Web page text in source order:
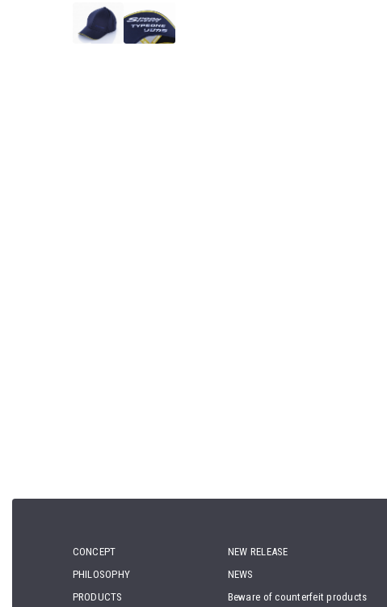
CONCEPT
PHILOSOPHY
PRODUCTS
NEW RELEASE
NEWS
Beware of counterfeit products